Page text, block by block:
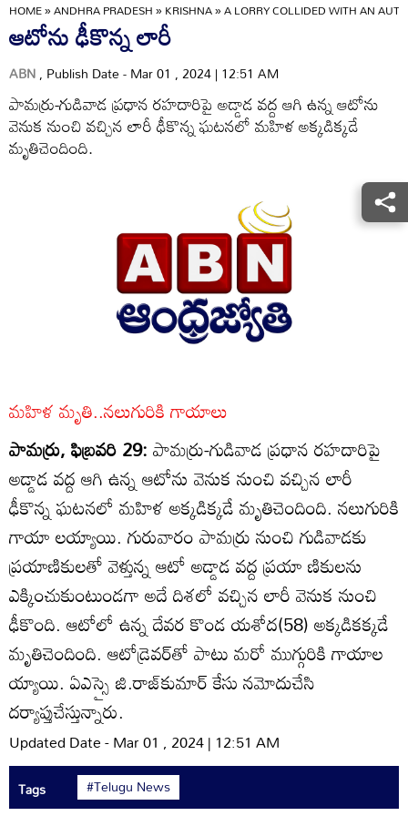
HOME»ANDHRA PRADESH»KRISHNA»A LORRY COLLIDED WITH AN AUTO
ఆటోను ఢీకొన్న లారీ
ABN, Publish Date - Mar 01 , 2024 | 12:51 AM
పామర్రు-గుడివాడ ప్రధాన రహదారిపై అడ్డాడ వద్ద ఆగి ఉన్న ఆటోను
వెనుక నుంచి వచ్చిన లారీ ఢీకొన్న ఘటనలో మహిళ అక్కడిక్కడే
మృతిచెందింది.
మహిళ మృతి..నలుగురికి గాయాలు
పామర్రు, ఫిబ్రవరి 29:పామర్రు-గుడివాడ ప్రధాన రహదారిపై
అడ్డాడ వద్ద ఆగి ఉన్న ఆటోను వెనుక నుంచి వచ్చిన లారీ
ఢీకొన్న ఘటనలో మహిళ అక్కడిక్కడే మృతిచెందింది. నలుగురికి
గాయా లయ్యాయి. గురువారం పామర్రు నుంచి గుడివాడకు
ప్రయాణికులతో వెళ్తున్న ఆటో అడ్డాడ వద్ద ప్రయా ణికులను
ఎక్కించుకుంటుండగా అదే దిశలో వచ్చిన లారీ వెనుక నుంచి
ఢీకొంది. ఆటోలో ఉన్న దేవర కొండ యశోద(58) అక్కడికక్కడే
మృతిచెందింది. ఆటోడ్రెవర్‌తో పాటు మరో ముగ్గురికి గాయాల
య్యాయి. ఏఎస్సై జి.రాజ్‌కుమార్‌ కేసు నమోదుచేసి
దర్యాప్తుచేస్తున్నారు.
Updated Date - Mar 01 , 2024 | 12:51 AM
Tags #Telugu News